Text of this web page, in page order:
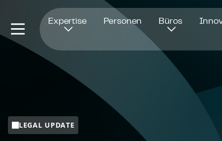
Expertise Personen Büros
LEGAL UPDATE
Öffnet in einem neuen Fenster